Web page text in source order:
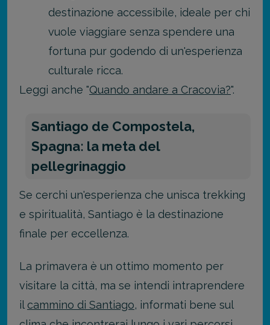
destinazione accessibile, ideale per chi
vuole viaggiare senza spendere una
fortuna pur godendo di un'esperienza
culturale ricca.
Leggi anche "Quando andare a Cracovia?".
Santiago de Compostela,
Spagna: la meta del
pellegrinaggio
Se cerchi un'esperienza che unisca trekking
e spiritualità, Santiago è la destinazione
finale per eccellenza.
La primavera è un ottimo momento per
visitare la città, ma se intendi intraprendere
il cammino di Santiago, informati bene sul